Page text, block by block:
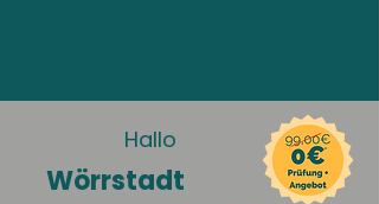
Hallo
Wörrstadt